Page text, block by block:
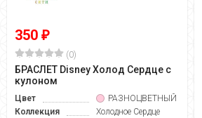
350 ₽
(0)
БРАСЛЕТ Disney Холод Сердце с
кулоном
Цвет
РАЗНОЦВЕТНЫЙ
Коллекция
Холодное Сердце